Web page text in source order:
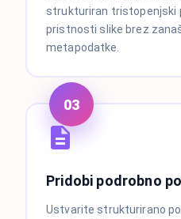
strukturiran tristopenjski
pristnosti slike brez
metapodatke.
03
Pridobi podrobno
Ustvarite strukturirano